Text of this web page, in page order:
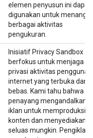
elemen penyusun ini dapat
digunakan untuk
berbagai aktivitas
pengukuran.
Inisiatif Privacy Sandbox
berfokus untuk menjaga
privasi aktivitas pengguna
internet yang terbuka dan
bebas. Kami tahu bahwa
penayang mengandalkan
iklan untuk memproduksi
konten dan
seluas mungkin. Pengiklan